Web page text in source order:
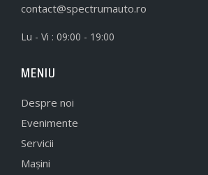
contact@spectrumauto.ro
Lu - Vi : 09:00 - 19:00
MENIU
Despre noi
Evenimente
Servicii
Mașini